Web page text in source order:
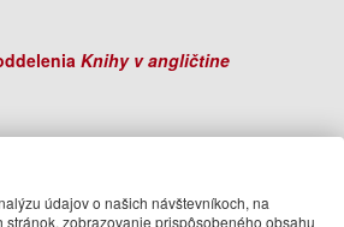
Knihy v angličtine
údajov o našich návštevníkoch, na
zobrazovanie prispôsobeného obsahu